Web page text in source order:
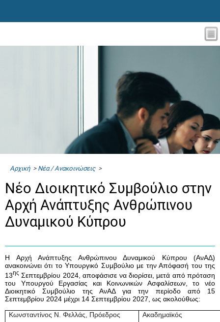
Αρχική> Νέα / Ανακοινώσεις>
Νέο Διοικητικό Συμβούλιο στην
Αρχή Ανάπτυξης Ανθρώπινου
Δυναμικού Κύπρου
Η Αρχή Ανάπτυξης Ανθρώπινου Δυναμικού Κύπρου (ΑνΑΔ)
ανακοινώνει ότι το Υπουργικό Συμβούλιο με την Απόφασή του της
13ης Σεπτεμβρίου 2024, αποφάσισε να διορίσει, μετά από πρόταση
του Υπουργού Εργασίας και Κοινωνικών Ασφαλίσεων, το νέο
Διοικητικό Συμβούλιο της ΑνΑΔ για την περίοδο από 15
Σεπτεμβρίου 2024 μέχρι 14 Σεπτεμβρίου 2027 , ως ακολούθως:
Κωνσταντίνος N. Φελλάς, Πρόεδρος
Ακαδημαϊκός